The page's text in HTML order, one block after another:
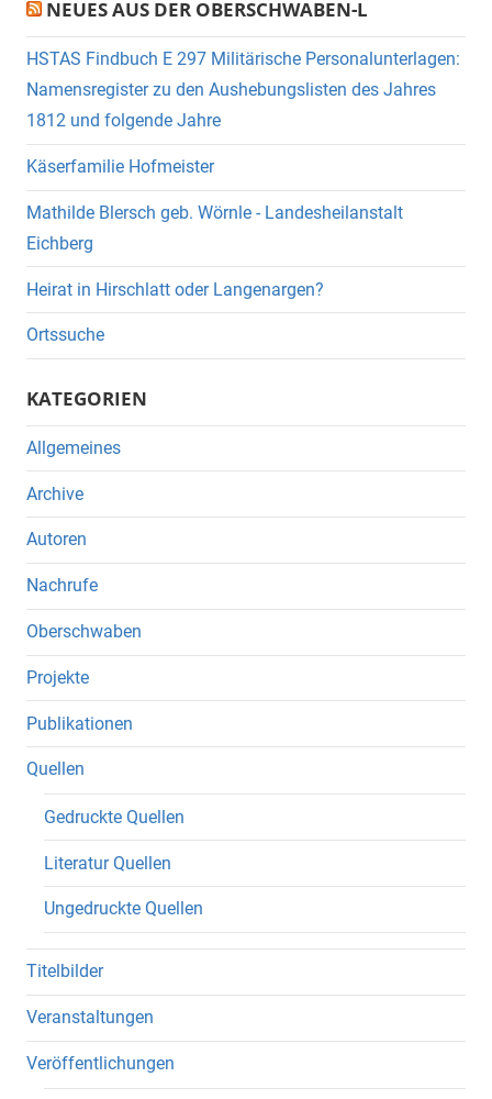
NEUES AUS DER OBERSCHWABEN-L
HSTAS Findbuch E 297 Militärische Personalunterlagen:
Namensregister zu den Aushebungslisten des Jahres
1812 und folgende Jahre
Käserfamilie Hofmeister
Mathilde Blersch geb. Wörnle - Landesheilanstalt
Eichberg
Heirat in Hirschlatt oder Langenargen?
Ortssuche
KATEGORIEN
Allgemeines
Archive
Autoren
Nachrufe
Oberschwaben
Projekte
Publikationen
Quellen
Gedruckte Quellen
Literatur Quellen
Ungedruckte Quellen
Titelbilder
Veranstaltungen
Veröffentlichungen